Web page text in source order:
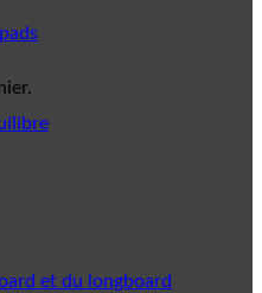
et du longboard